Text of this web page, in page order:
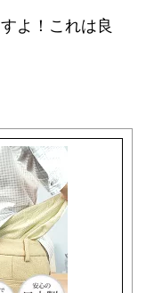
よ！これは良